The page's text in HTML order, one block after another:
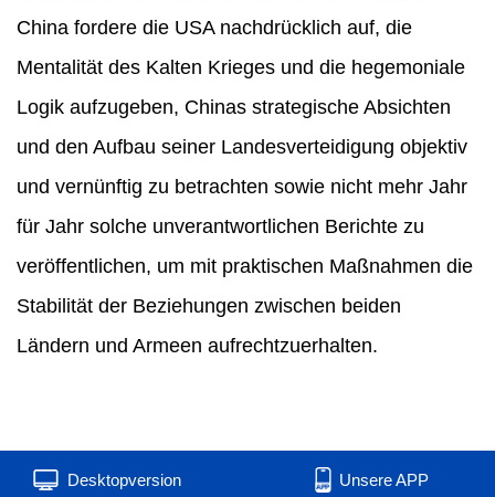
China fordere die USA nachdrücklich auf, die
Mentalität des Kalten Krieges und die hegemoniale
Logik aufzugeben, Chinas strategische Absichten
und den Aufbau seiner Landesverteidigung objektiv
und vernünftig zu betrachten sowie nicht mehr Jahr
für Jahr solche unverantwortlichen Berichte zu
veröffentlichen, um mit praktischen Maßnahmen die
Stabilität der Beziehungen zwischen beiden
Ländern und Armeen aufrechtzuerhalten.
Desktopversion Unsere APP